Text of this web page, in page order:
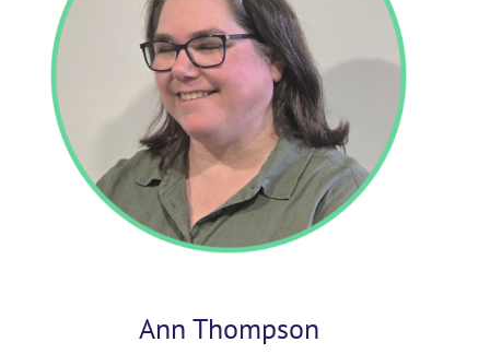
Ann Thompson